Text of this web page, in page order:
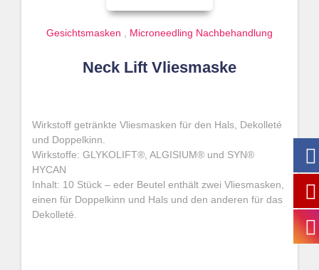
Gesichtsmasken Microneedling Nachbehandlung
Neck Lift Vliesmaske
Wirkstoff getränkte Vliesmasken für den Hals, Dekolleté
und Doppelkinn.
Wirkstoffe: GLYKOLIFT® , ALGISIUM® und SYN®
HYCAN
Inhalt: 10 Stück – eder Beutel enthält zwei Vliesmasken,
einen für Doppelkinn und Hals und den anderen für das
Dekolleté.